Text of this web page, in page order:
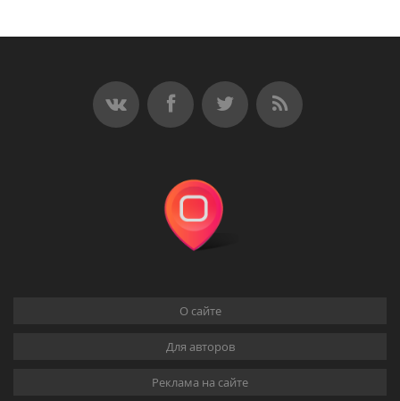
О сайте
Для авторов
Реклама на сайте